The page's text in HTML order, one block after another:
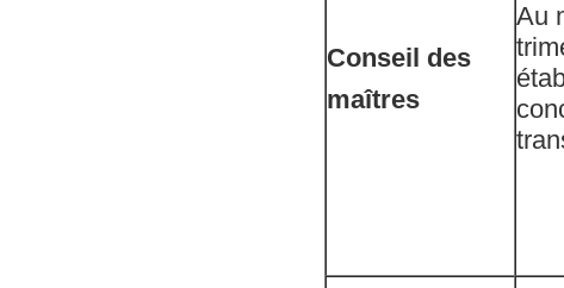
Conseil des
maîtres
Au